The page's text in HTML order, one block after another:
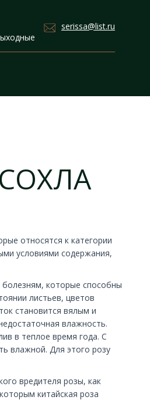
serissa@list.ru
относятся к категории
условиями содержания,
которые способны
листьев, цветов
становится вялым и
влажность.
в теплое время года. С
влажной. Для этого розу
вредителя розы, как
китайская роза